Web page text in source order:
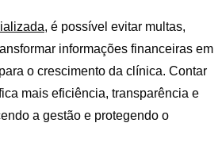
, é possível evitar multas,
informações financeiras em
o crescimento da clínica. Contar
mais eficiência, transparência e
a gestão e protegendo o